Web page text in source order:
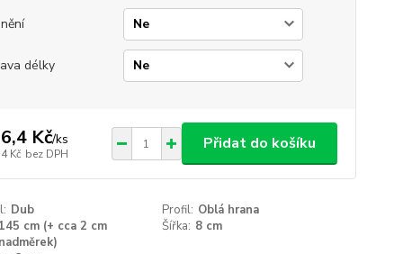
délky
Kč/ks
Kč bez DPH
Přidat do košíku
Dub Profil: Oblá hrana
145 cm (+ cca 2 cm
nadměrek)
Šířka: 8 cm